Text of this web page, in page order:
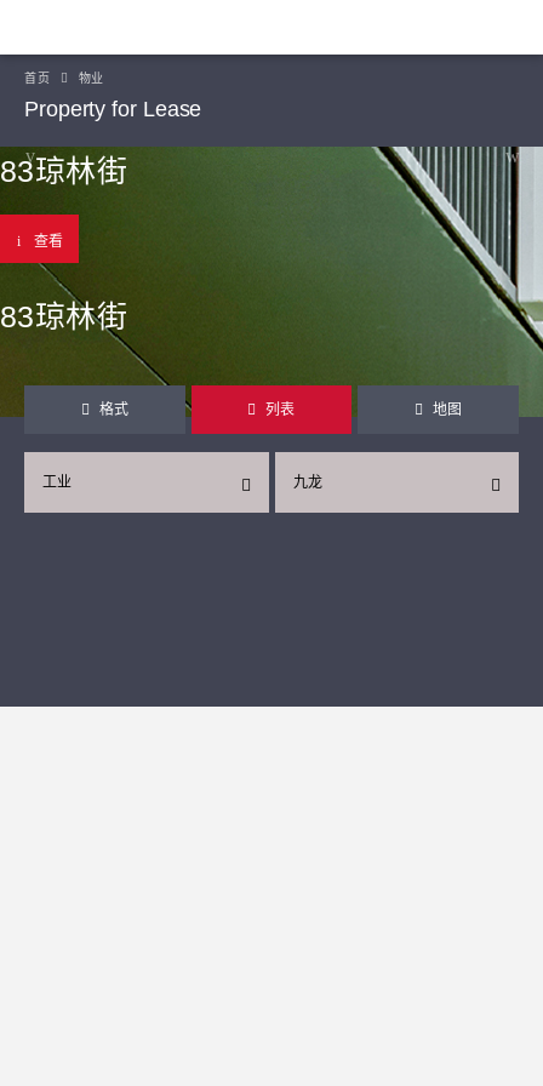
首页 物业
Property for Lease
83琼林街
查看
83琼林街
格式 列表 地图
九龙
工业